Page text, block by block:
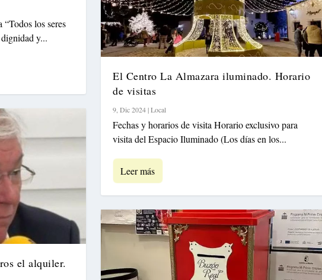
“Todos los seres
y...
el alquiler.
El Centro La Almazara iluminado. Horario
de visitas
9, Dic 2024|Local
Fechas y horarios de visita Horario exclusivo para
visita del Espacio Iluminado (Los días en los...
Leer más